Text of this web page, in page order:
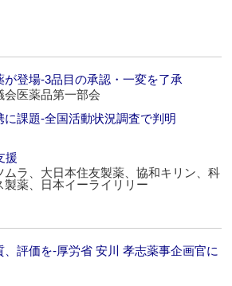
登場‐3品目の承認・一変を了承
会医薬品第一部会
課題‐全国活動状況調査で判明
援
ムラ、大日本住友製薬、協和キリン、科
製薬、日本イーライリリー
評価を‐厚労省 安川 孝志薬事企画官に